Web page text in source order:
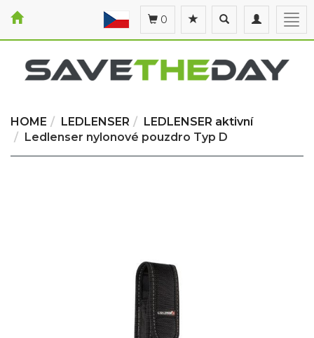
Toggle
navigation
Toggle
search
0
HOME LEDLENSER
LEDLENSER aktivní
Ledlenser nylonové pouzdro Typ D